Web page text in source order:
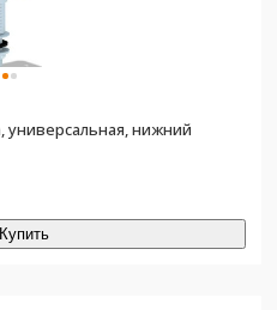
универсальная, нижний
Купить